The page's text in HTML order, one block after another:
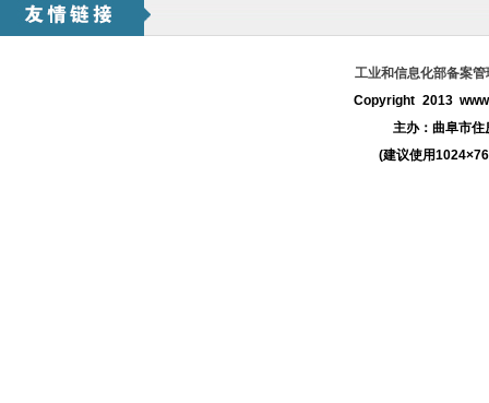
工业和信息化部备案
Copyright 2013
主办： 曲阜市住
(建议使用